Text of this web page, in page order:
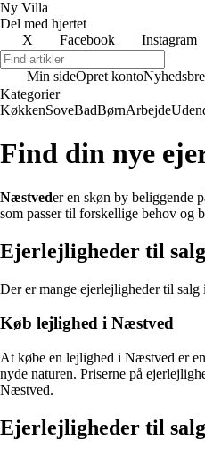
Ny Villa
Del med hjertet
X
Facebook Instagram
Min sideOpret konto
Kategorier
KøkkenSoveBadBørnArbejde
Find din nye
Næstveder en skøn by beliggende
som passer til forskellige behov og
Ejerlejligheder til
Der er mange ejerlejligheder til
Køb lejlighed i Næstved
At købe en lejlighed i Næstved er
nyde naturen. Priserne på
Næstved.
Ejerlejligheder til